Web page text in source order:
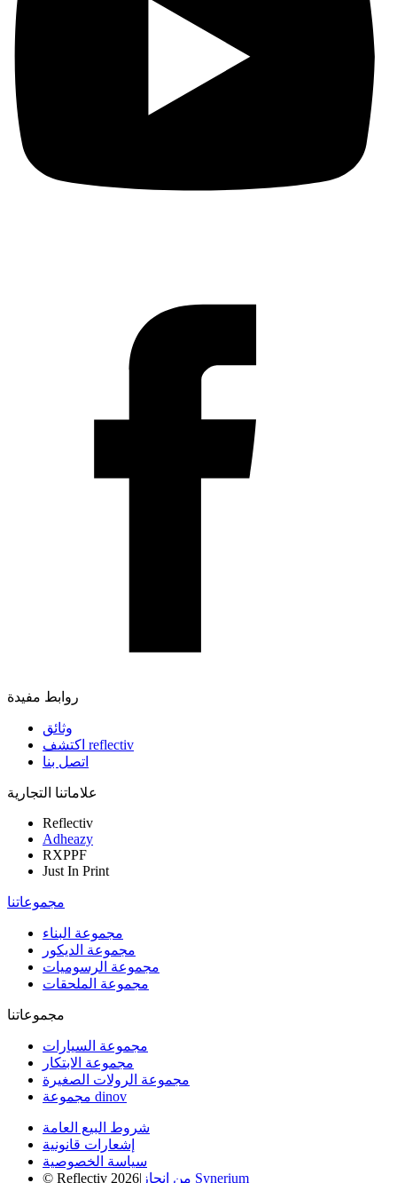
روابط مفيدة
وثائق
اكتشف reflectiv
اتصل بنا
علاماتنا التجارية
Reflectiv
Adheazy
RXPPF
Just In Print
مجموعاتنا
مجموعة البناء
مجموعة الديكور
مجموعة الرسوميات
مجموعة الملحقات
مجموعاتنا
مجموعة السيارات
مجموعة الابتكار
مجموعة الرولات الصغيرة
مجموعة dinov
شروط البيع العامة
إشعارات قانونية
سياسة الخصوصية
© Reflectiv 2026| من إنجاز Synerium